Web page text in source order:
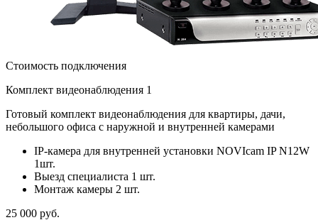
Стоимость подключения
Комплект видеонаблюдения 1
Готовый комплект видеонаблюдения для квартиры, дачи,
небольшого офиса с наружной и внутренней камерами
IP-камера для внутренней установки NOVIcam IP N12W
1шт.
Выезд специалиста 1 шт.
Монтаж камеры 2 шт.
25 000 руб.